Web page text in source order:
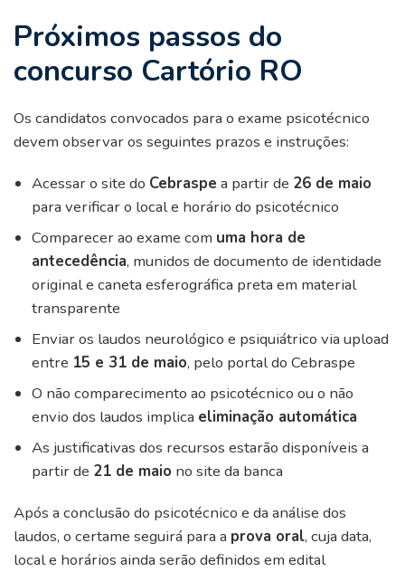
Próximos passos do
concurso Cartório RO
Os candidatos convocados para o exame psicotécnico
devem observar os seguintes prazos e instruções:
Acessar o site do Cebraspe a partir de 26 de maio
para verificar o local e horário do psicotécnico
Comparecer ao exame com uma hora de
antecedência, munidos de documento de identidade
original e caneta esferográfica preta em material
transparente
Enviar os laudos neurológico e psiquiátrico via upload
entre 15 e 31 de maio, pelo portal do Cebraspe
O não comparecimento ao psicotécnico ou o não
envio dos laudos implica eliminação automática
As justificativas dos recursos estarão disponíveis a
partir de 21 de maio no site da banca
Após a conclusão do psicotécnico e da análise dos
laudos, o certame seguirá para a prova oral, cuja data,
local e horários ainda serão definidos em edital